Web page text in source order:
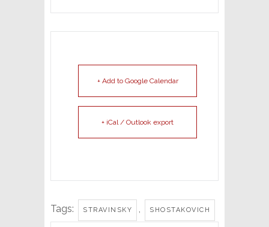
+ Add to Google Calendar
+ iCal / Outlook export
Tags: STRAVINSKY , SHOSTAKOVICH